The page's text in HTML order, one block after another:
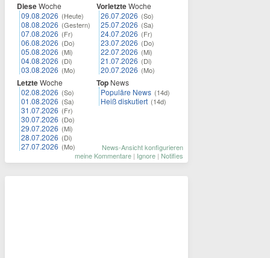
DieseWoche
09.08.2026 (Heute)
08.08.2026 (Gestern)
07.08.2026 (Fr)
06.08.2026 (Do)
05.08.2026 (Mi)
04.08.2026 (Di)
03.08.2026 (Mo)
LetzteWoche
02.08.2026 (So)
01.08.2026 (Sa)
31.07.2026 (Fr)
30.07.2026 (Do)
29.07.2026 (Mi)
28.07.2026 (Di)
27.07.2026 (Mo)
VorletzteWoche
26.07.2026 (So)
25.07.2026 (Sa)
24.07.2026 (Fr)
23.07.2026 (Do)
22.07.2026 (Mi)
21.07.2026 (Di)
20.07.2026 (Mo)
Top News
Populäre News (14d)
Heiß diskutiert (14d)
News-Ansicht konfigurieren
meine Kommentare | Ignore | Notifies